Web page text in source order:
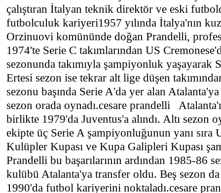
çalıştıran İtalyan teknik direktör ve eski
futbolculuk kariyeri1957 yılında İtalya'nın
Orzinuovi komününde doğan Prandelli,
1974'te Serie C takımlarından US
sezonunda takımıyla şampiyonluk yaşayarak
Ertesi sezon ise tekrar alt lige düşen
sezonu başında Serie A'da yer alan
sezon orada oynadı.cesare prandelli
birlikte 1979'da Juventus'a alındı. Altı sezon
ekipte üç Serie A şampiyonluğunun yanı sıra
Kulüpler Kupası ve Kupa Galipleri Kupası
Prandelli bu başarılarının ardından 1985-86
kulübü Atalanta'ya transfer oldu. Beş sezon
1990'da futbol kariyerini noktaladı.cesare